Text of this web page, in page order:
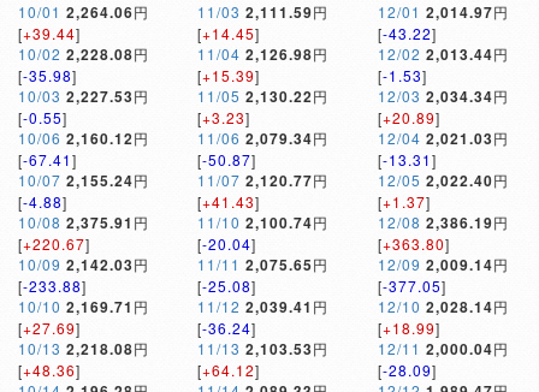
10/01 2,264.06円
[+39.44]
10/02 2,228.08円
[-35.98]
10/03 2,227.53円
[-0.55]
10/06 2,160.12円
[-67.41]
10/07 2,155.24円
[-4.88]
10/08 2,375.91 円
[+220.67]
10/09 2,142.03円
[-233.88]
10/10 2,169.71 円
[+27.69]
10/13 2,218.08円
[+48.36]
11/03 2,111.59円
[+14.45]
11/04 2,126.98円
[+15.39]
11/05 2,130.22円
[+3.23]
11/06 2,079.34円
[-50.87]
11/07 2,120.77円
[+41.43]
11/10 2,100.74円
[-20.04]
11/11 2,075.65円
[-25.08]
11/12 2,039.41 円
[-36.24]
11/13 2,103.53円
[+64.12]
12/01 2,014.97円
[-43.22]
12/02 2,013.44円
[-1.53]
12/03 2,034.34円
[+20.89]
12/04 2,021.03円
[-13.31]
12/05 2,022.40円
[+1.37]
12/08 2,386.19円
[+363.80]
12/09 2,009.14円
[-377.05]
12/10 2,028.14円
[+18.99]
12/11 2,000.04円
[-28.09]